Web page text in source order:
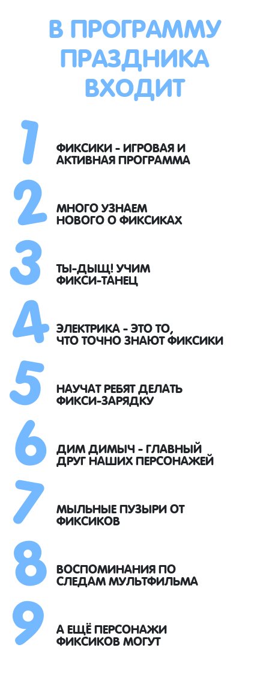
В ПРОГРАММУ
ПРАЗДНИКА
ВХОДИТ
ФИКСИКИ - ИГРОВАЯ И
АКТИВНАЯ ПРОГРАММА
МНОГО УЗНАЕМ
НОВОГО О ФИКСИКАХ
ТЫ-ДЫЩ! УЧИМ
ФИКСИ-ТАНЕЦ
ЭЛЕКТРИКА - ЭТО ТО,
ЧТО ТОЧНО ЗНАЮТ ФИКСИКИ
НАУЧАТ РЕБЯТ ДЕЛАТЬ
ФИКСИ-ЗАРЯДКУ
ДИМ ДИМЫЧ - ГЛАВНЫЙ
ДРУГ НАШИХ ПЕРСОНАЖЕЙ
МЫЛЬНЫЕ ПУЗЫРИ ОТ
ФИКСИКОВ
ВОСПОМИНАНИЯ ПО
СЛЕДАМ МУЛЬТФИЛЬМА
А ЕЩЁ ПЕРСОНАЖИ
ФИКСИКОВ МОГУТ